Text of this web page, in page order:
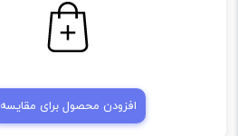
افزودن محصول برای مقایسه